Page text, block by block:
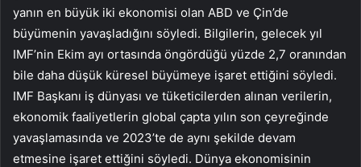
yanın en büyük iki ekonomisi olan ABD ve Çin’de
büyümenin yavaşladığını söyledi. Bilgilerin, gelecek yıl
IMF’nin Ekim ayı or­tasında öngördüğü yüzde 2,7 ora­nından
bile daha düşük küresel büyümeye işaret ettiğini söyledi.
IMF Başkanı iş dünyası ve tüke­ticilerden alınan verilerin,
eko­nomik faaliyetlerin global çapta yılın son çeyreğinde
yavaşlama­sında ve 2023’te de aynı şekil­de devam
etmesine işaret ettiği­ni söyledi. Dünya ekonomisinin